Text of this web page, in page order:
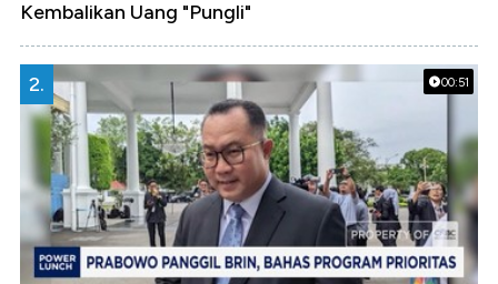
Kembalikan Uang "Pungli"
00:51
2.